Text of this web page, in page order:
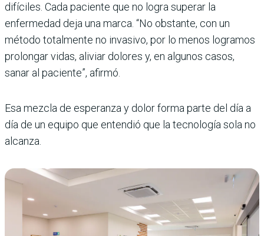
difíciles. Cada paciente que no logra superar la
enfermedad deja una marca. “No obstante, con un
método totalmente no invasivo, por lo menos logramos
prolongar vidas, aliviar dolores y, en algunos casos,
sanar al paciente”, afirmó.
Esa mezcla de esperanza y dolor forma parte del día a
día de un equipo que entendió que la tecnología sola no
alcanza.